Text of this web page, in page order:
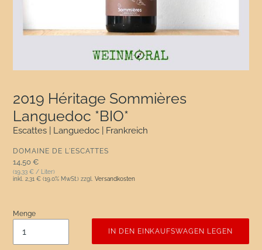
2019 Héritage Sommières
Languedoc *BIO*
Escattes | Languedoc | Frankreich
VERKÄUFER
DOMAINE DE L'ESCATTES
Normaler Preis
14,50 €
(19,33 € / Liter)
inkl. 2,31 € (19.0% MwSt.) zzgl. Versandkosten
Menge
IN DEN EINKAUFSWAGEN LEGEN